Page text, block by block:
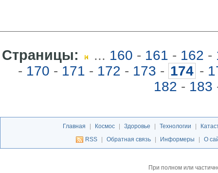
Страницы: ... 160 - 161 - 162 -
- 170 - 171 - 172 - 173 - 174 -
182 - 183
Главная Космос Здоровье Технологии
RSS
Обратная связь Информеры О
При полном или